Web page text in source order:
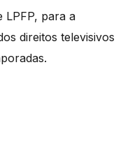
LPFP, para a
direitos televisivos